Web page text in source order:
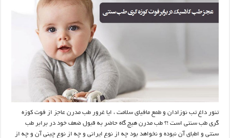
تنور داغ تب نوزادان و طمع مافیای سلامت ، ایا غرور طب مدرن عاجز از فوت کوزه
گری طب سنتی است !؟ طب مدرن هیچ گاه حاضر به قبول ضعف خود در برابر طب
سنتی و اطبای آن نبوده و نخواهد بود چه از نوع ایرانی و چه از نوع چینی آن و چه از